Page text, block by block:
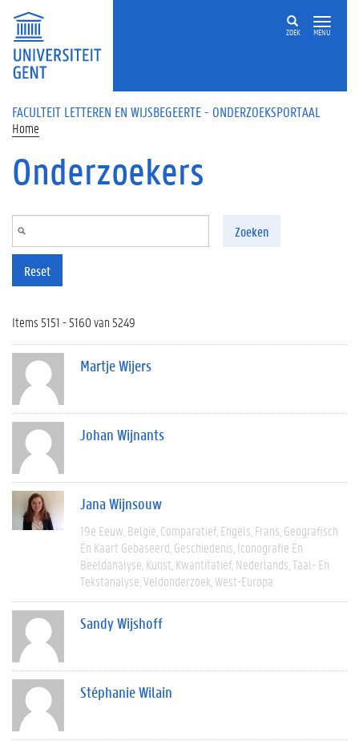
Overslaan en naar de inhoud gaan
ZOEK MENU
FACULTEIT LETTEREN EN WIJSBEGEERTE - ONDERZOEKSPORTAAL
Home
Onderzoekers
Zoeken
Reset
Items 5151 - 5160 van 5249
Martje Wijers
Johan Wijnants
Jana Wijnsouw
19e Eeuw België Comparatief Engels Frans Geografisch
En Kaart Gebaseerd Geschiedenis Iconografie En
Beeldanalyse Kunst Kwantitatief Nederlands Taal- En
Tekstanalyse Veldonderzoek West-Europa
Sandy Wijshoff
Stéphanie Wilain